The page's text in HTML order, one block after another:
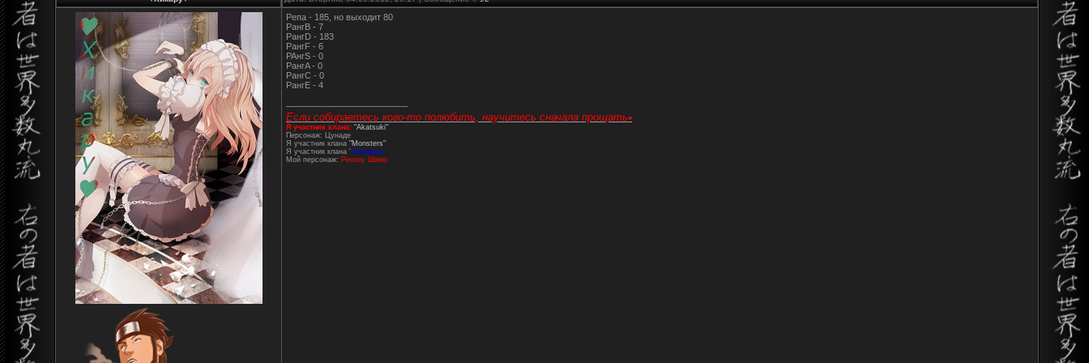
Репа - 185, но выходит 80
РангВ - 7
РангD - 183
РангF - 6
РАнгS - 0
РангA - 0
РангС - 0
РангE - 4
Если собираетесь кого-то полюбить, научитесь сначала прощать♥
Я участник клана: "Akatsuki"
Персонаж: Цунаде
Я участник клана "Monsters"
Я участник клана ''Окумура''
Мой персонаж: Рензоу Шима